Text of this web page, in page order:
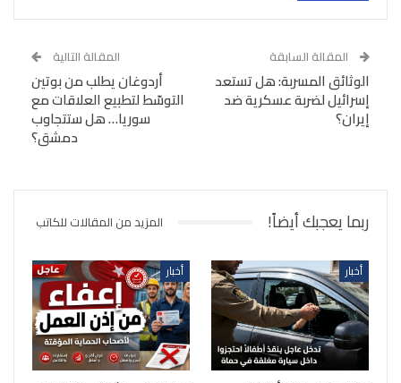
المقالة السابقة
الوثائق المسربة: هل تستعد
إسرائيل لضربة عسكرية ضد
إيران؟
المقالة التالية
أردوغان يطلب من بوتين
التوسّط لتطبيع العلاقات مع
سوريا… هل ستتجاوب
دمشق؟
ربما يعجبك أيضاً! المزيد من المقالات للكاتب
أخبار أخبار